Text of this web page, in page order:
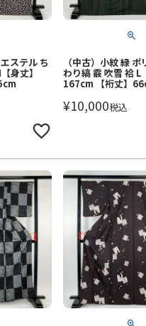
ステル ち
身丈】
（中古）小紋 緑
わり縞 霰 吹雪 袷 L
167cm 【裄丈】
¥10,000税込